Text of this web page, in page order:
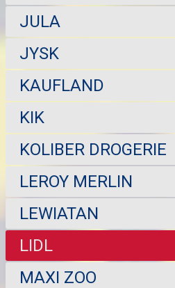
JULA
JYSK
KAUFLAND
KIK
KOLIBER DROGERIE
LEROY MERLIN
LEWIATAN
LIDL
MAXI ZOO